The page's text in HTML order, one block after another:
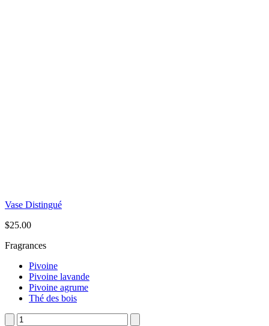
Vase Distingué
$25.00
Fragrances
Pivoine
Pivoine lavande
Pivoine agrume
Thé des bois
quantité